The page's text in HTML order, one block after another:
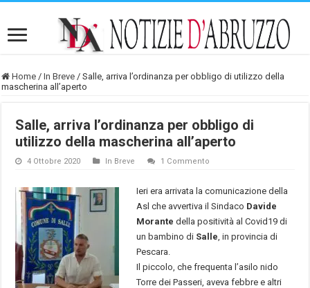
Home / In Breve / Salle, arriva l’ordinanza per obbligo di utilizzo della
mascherina all’aperto
Salle, arriva l’ordinanza per obbligo di
utilizzo della mascherina all’aperto
4 Ottobre 2020 In Breve 1 Commento
Ieri era arrivata la comunicazione della
Asl che avvertiva il Sindaco Davide
Morante della positività al Covid19 di
un bambino di Salle , in provincia di
Pescara.
Il piccolo, che frequenta l’asilo nido
Torre dei Passeri, aveva febbre e altri